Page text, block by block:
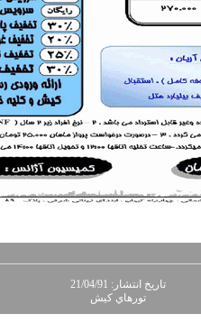
تاريخ انتشار: 21/04/91
تورهاي کيش